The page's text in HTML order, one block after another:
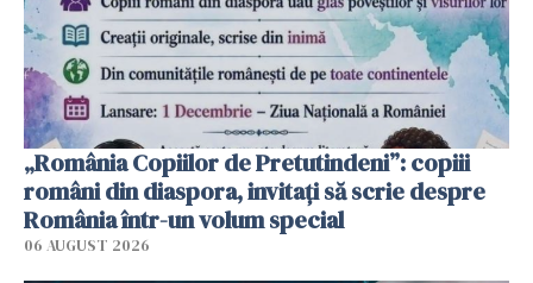
„România Copiilor de Pretutindeni”: copiii
români din diaspora, invitați să scrie despre
România într-un volum special
06 AUGUST 2026